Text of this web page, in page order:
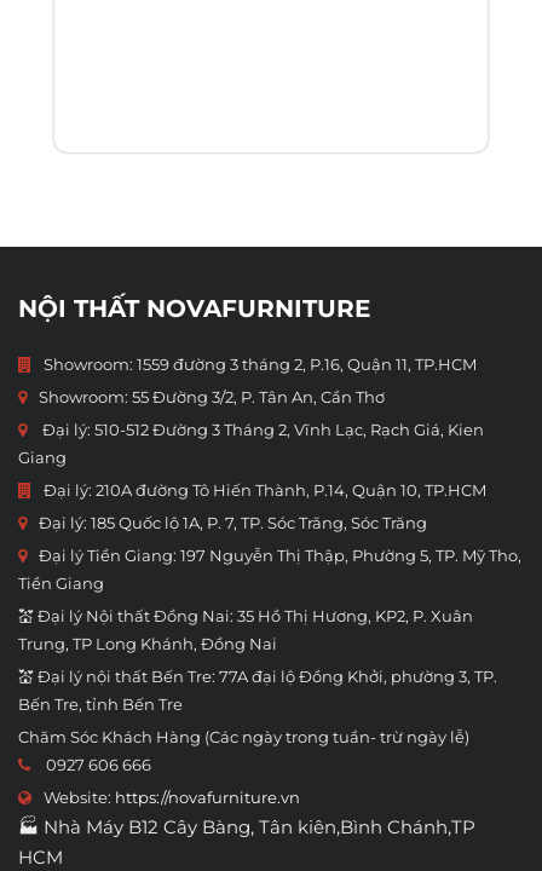
NỘI THẤT NOVAFURNITURE
Showroom: 1559 đường 3 tháng 2, P.16, Quận 11, TP.HCM
Showroom: 55 Đường 3/2, P. Tân An, Cần Thơ
Đại lý: 510-512 Đường 3 Tháng 2, Vĩnh Lạc, Rạch Giá, Kien
Giang
Đại lý: 210A đường Tô Hiến Thành, P.14, Quận 10, TP.HCM
Đại lý: 185 Quốc lộ 1A, P. 7, TP. Sóc Trăng, Sóc Trăng
Đại lý Tiền Giang: 197 Nguyễn Thị Thập, Phường 5, TP. Mỹ Tho,
Tiền Giang
💒 Đại lý Nội thất Đồng Nai: 35 Hồ Thị Hương, KP2, P. Xuân
Trung, TP Long Khánh, Đồng Nai
💒 Đại lý nội thất Bến Tre: 77A đại lộ Đồng Khởi, phường 3, TP.
Bến Tre, tỉnh Bến Tre
Chăm Sóc Khách Hàng (Các ngày trong tuần- trừ ngày lễ)
0927 606 666
Website: https://novafurniture.vn
🏭 Nhà Máy B12 Cây Bàng, Tân kiên,Bình Chánh,TP
HCM